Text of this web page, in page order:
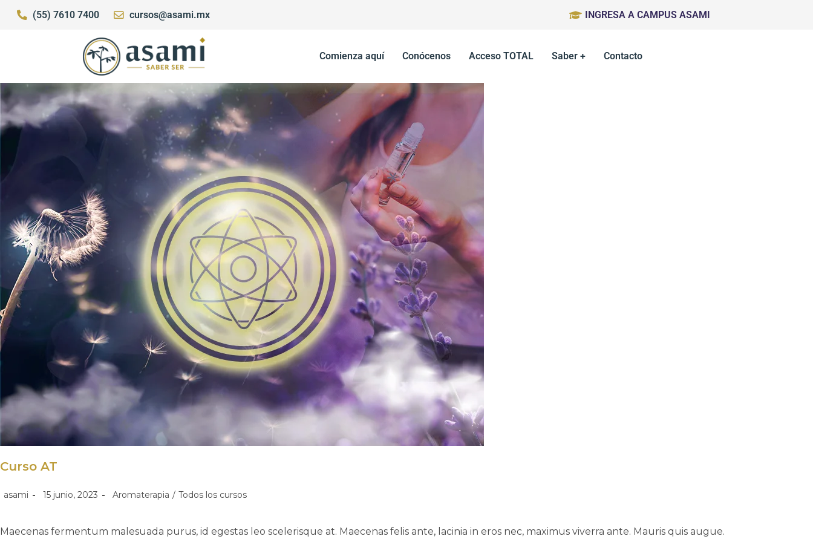
(55) 7610 7400 cursos@asami.mx INGRESA A CAMPUS ASAMI
Comienza aquí Conócenos Acceso TOTAL Saber + Contacto
Curso AT
asami 15 junio, 2023 Aromaterapia / Todos los cursos
Maecenas fermentum malesuada purus, id egestas leo scelerisque at. Maecenas felis ante, lacinia in eros nec, maximus viverra ante. Mauris quis augue.